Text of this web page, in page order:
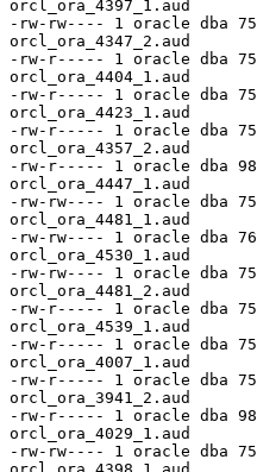
orcl_ora_4397_1.aud
-rw-rw---- 1 oracle dba
orcl_ora_4347_2.aud
-rw-r----- 1 oracle dba
orcl_ora_4404_1.aud
-rw-r----- 1 oracle dba
orcl_ora_4423_1.aud
-rw-r----- 1 oracle dba
orcl_ora_4357_2.aud
-rw-r----- 1 oracle dba
orcl_ora_4447_1.aud
-rw-rw---- 1 oracle dba
orcl_ora_4481_1.aud
-rw-rw---- 1 oracle dba
orcl_ora_4530_1.aud
-rw-rw---- 1 oracle dba
orcl_ora_4481_2.aud
-rw-r----- 1 oracle dba
orcl_ora_4539_1.aud
-rw-r----- 1 oracle dba
orcl_ora_4007_1.aud
-rw-r----- 1 oracle dba
orcl_ora_3941_2.aud
-rw-r----- 1 oracle dba
orcl_ora_4029_1.aud
-rw-rw---- 1 oracle dba